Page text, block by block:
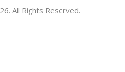
All Rights Reserved.